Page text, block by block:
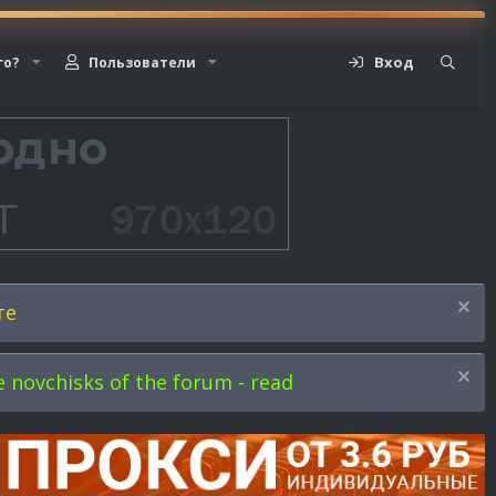
Пользователи Вход
of the forum - read